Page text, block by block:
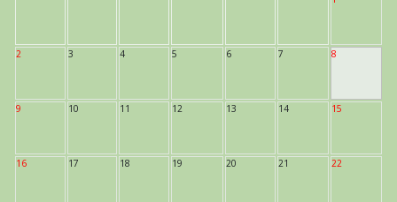
2 3 4 5 6 7 8
9 10 11 12 13 14 15
16 17 18 19 20 21 22